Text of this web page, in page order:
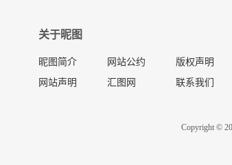
关于昵图
昵图简介
网站声明
网站公约
汇图网
版权声明
联系我们
Copyright ©